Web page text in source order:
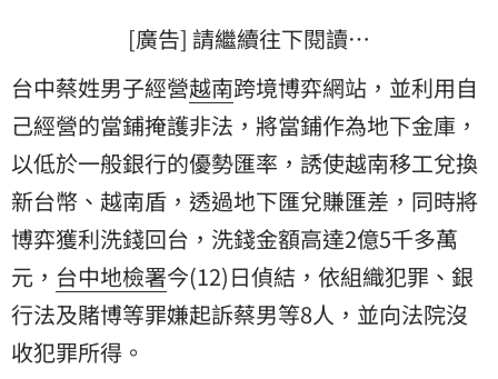
[廣告] 請繼續往下閱讀…
台中蔡姓男子經營越南跨境博弈網站，並利用自
己經營的當鋪掩護非法，將當鋪作為地下金庫，
以低於一般銀行的優勢匯率，誘使越南移工兌換
新台幣 、越南盾，透過地下匯兌賺匯差，同時將
博弈獲利洗錢回台，洗錢金額高達2億5千多萬
元， 台中地檢署今(12)日偵結，依組織犯罪、銀
行法及賭博等罪嫌起訴蔡男等8人，並向法院沒
收犯罪所得。